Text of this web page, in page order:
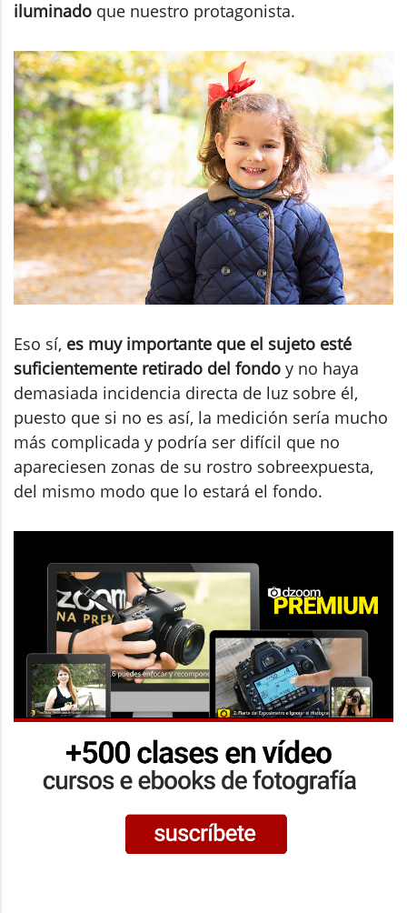
iluminado que nuestro protagonista.
Eso sí, es muy importante que el sujeto esté
suficientemente retirado del fondo y no haya
demasiada incidencia directa de luz sobre él,
puesto que si no es así, la medición sería mucho
más complicada y podría ser difícil que no
apareciesen zonas de su rostro sobreexpuesta,
del mismo modo que lo estará el fondo.